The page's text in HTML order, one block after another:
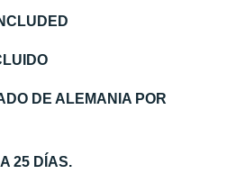
DE ALEMANIA POR
25 DÍAS.